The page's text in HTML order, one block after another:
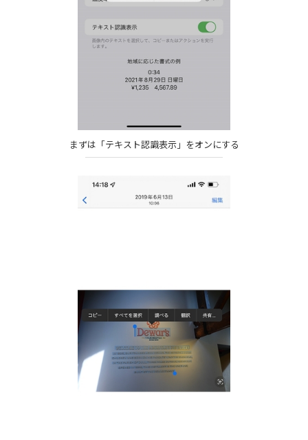
まずは「テキスト認識表示」をオンにする